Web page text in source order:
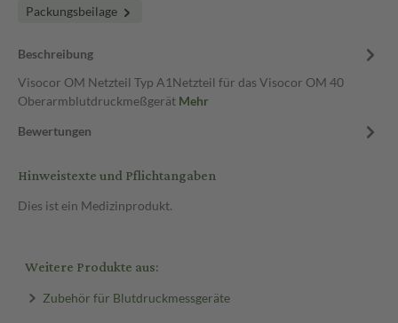
Packungsbeilage
Beschreibung
Visocor OM Netzteil Typ A1Netzteil für das Visocor OM 40
Oberarmblutdruckmeßgerät Mehr
Bewertungen
Hinweistexte und Pflichtangaben
Dies ist ein Medizinprodukt.
Weitere Produkte aus:
Zubehör für Blutdruckmessgeräte